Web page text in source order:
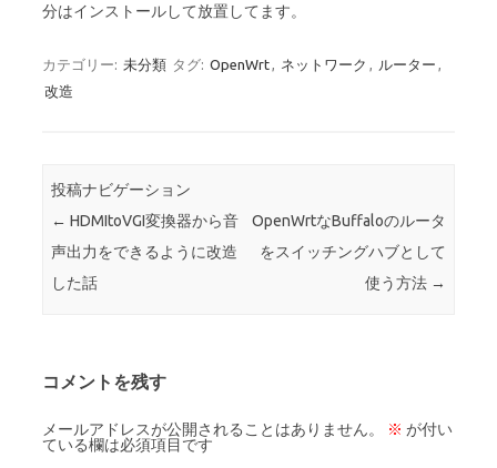
分はインストールして放置してます。
カテゴリー: 未分類 タグ: OpenWrt, ネットワーク , ルーター ,
改造
投稿ナビゲーション
← HDMItoVGI変換器から音
声出力をできるように改造
した話
OpenWrtなBuffaloのルータ
をスイッチングハブとして
使う方法 →
コメントを残す
メールアドレスが公開されることはありません。 ※ が付い
ている欄は必須項目です